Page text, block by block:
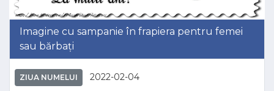
Imagine cu sampanie în frapiera pentru femei
sau bărbați
ZIUA NUMELUI 2022-02-04